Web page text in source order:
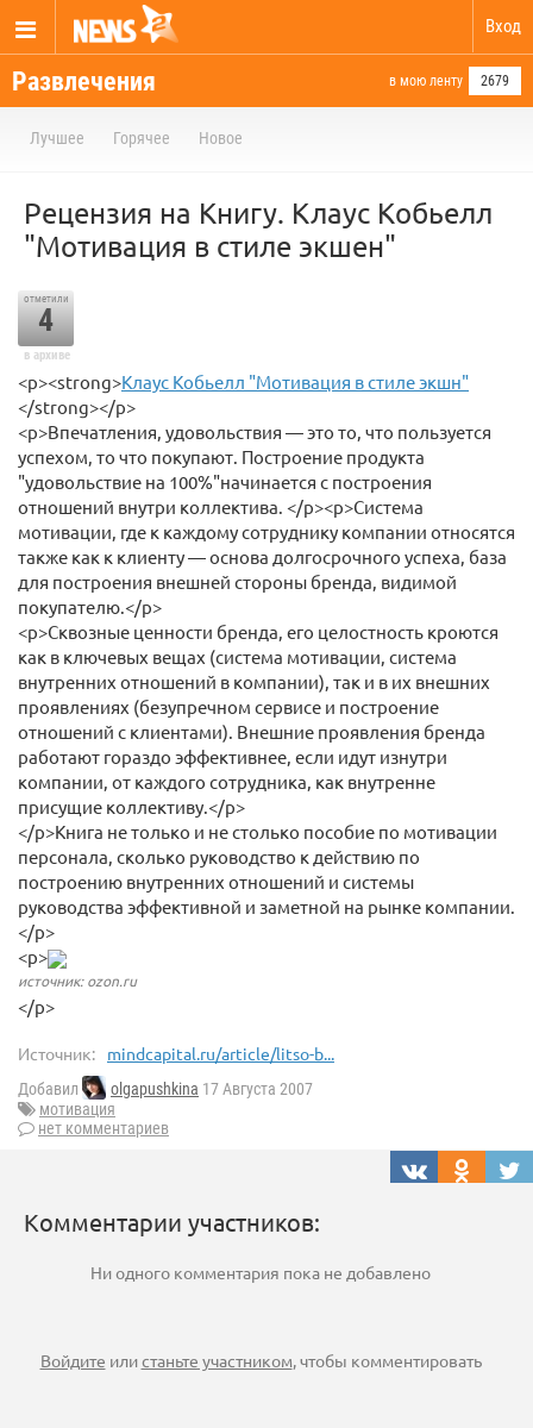
Вход
Развлечения в мою ленту 2679
Лучшее Горячее Новое
Рецензия на Книгу. Клаус Кобьелл
"Мотивация в стиле экшен"
отметили
4
в архиве
<p><strong>Клаус Кобьелл "Мотивация в стиле экшн"
</strong></p>
<p>Впечатления, удовольствия — это то, что пользуется
успехом, то что покупают. Построение продукта
"удовольствие на 100%"начинается с построения
отношений внутри коллектива. </p><p>Система
мотивации, где к каждому сотруднику компании относятся
также как к клиенту — основа долгосрочного успеха, база
для построения внешней стороны бренда, видимой
покупателю.</p>
<p>Сквозные ценности бренда, его целостность кроются
как в ключевых вещах (система мотивации, система
внутренних отношений в компании), так и в их внешних
проявлениях (безупречном сервисе и построение
отношений с клиентами). Внешние проявления бренда
работают гораздо эффективнее, если идут изнутри
компании, от каждого сотрудника, как внутренне
присущие коллективу.</p>
</p>Книга не только и не столько пособие по мотивации
персонала, сколько руководство к действию по
построению внутренних отношений и системы
руководства эффективной и заметной на рынке компании.
</p>
<p>
источник: ozon.ru
</p>
Источник: mindcapital.ru/article/litso-b...
Добавил olgapushkina 17 Августа 2007
мотивация
нет комментариев
Комментарии участников:
Ни одного комментария пока не добавлено
Войдите илистаньте участником, чтобы комментировать